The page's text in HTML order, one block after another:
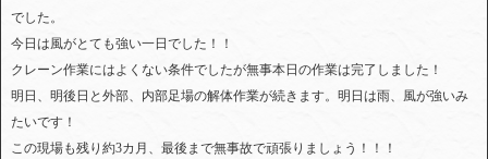
でした。
今日は風がとても強い一日でした！！
クレーン作業にはよくない条件でしたが無事本日の作業は完了しました！
明日、明後日と外部、内部足場の解体作業が続きます。明日は雨、風が強いみ
たいです！
この現場も残り約3カ月、最後まで無事故で頑張りましょう！！！